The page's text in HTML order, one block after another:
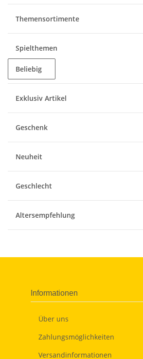
Themensortimente
Spielthemen
Beliebig
Exklusiv Artikel
Geschenk
Neuheit
Geschlecht
Altersempfehlung
Informationen
Über uns
Zahlungsmöglichkeiten
Versandinformationen